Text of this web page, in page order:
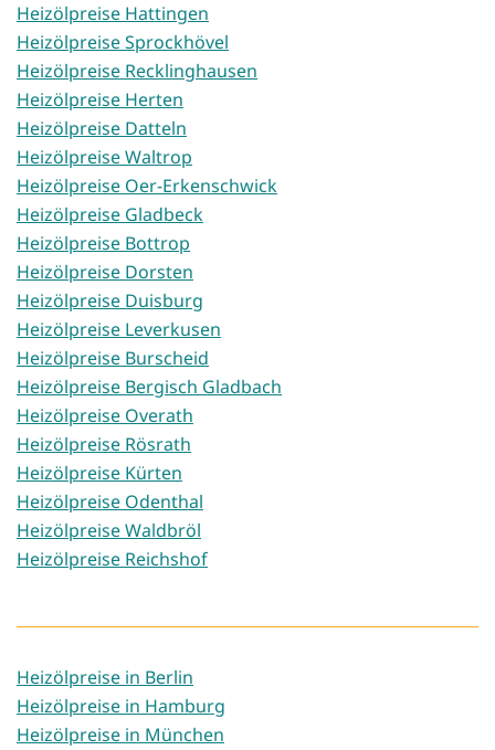
Heizölpreise Hattingen
Heizölpreise Sprockhövel
Heizölpreise Recklinghausen
Heizölpreise Herten
Heizölpreise Datteln
Heizölpreise Waltrop
Heizölpreise Oer-Erkenschwick
Heizölpreise Gladbeck
Heizölpreise Bottrop
Heizölpreise Dorsten
Heizölpreise Duisburg
Heizölpreise Leverkusen
Heizölpreise Burscheid
Heizölpreise Bergisch Gladbach
Heizölpreise Overath
Heizölpreise Rösrath
Heizölpreise Kürten
Heizölpreise Odenthal
Heizölpreise Waldbröl
Heizölpreise Reichshof
Heizölpreise in Berlin
Heizölpreise in Hamburg
Heizölpreise in München